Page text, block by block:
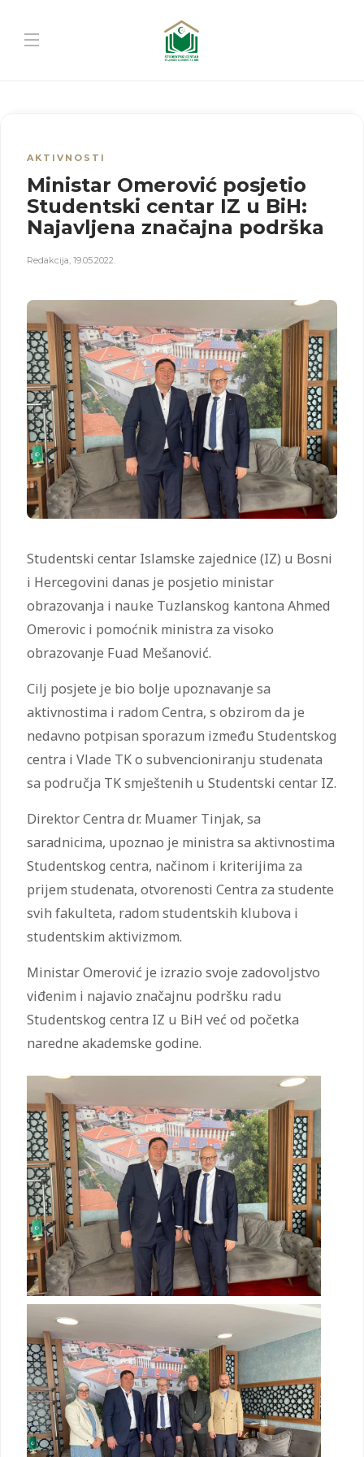
AKTIVNOSTI
Ministar Omerović posjetio
Studentski centar IZ u BiH:
Najavljena značajna podrška
Redakcija, 19.05.2022.
Studentski centar Islamske zajednice (IZ) u Bosni
i Hercegovini danas je posjetio ministar
obrazovanja i nauke Tuzlanskog kantona Ahmed
Omerovic i pomoćnik ministra za visoko
obrazovanje Fuad Mešanović.
Cilj posjete je bio bolje upoznavanje sa
aktivnostima i radom Centra, s obzirom da je
nedavno potpisan sporazum između Studentskog
centra i Vlade TK o subvencioniranju studenata
sa područja TK smještenih u Studentski centar IZ.
Direktor Centra dr. Muamer Tinjak, sa
saradnicima, upoznao je ministra sa aktivnostima
Studentskog centra, načinom i kriterijima za
prijem studenata, otvorenosti Centra za studente
svih fakulteta, radom studentskih klubova i
studentskim aktivizmom.
Ministar Omerović je izrazio svoje zadovoljstvo
viđenim i najavio značajnu podršku radu
Studentskog centra IZ u BiH već od početka
naredne akademske godine.